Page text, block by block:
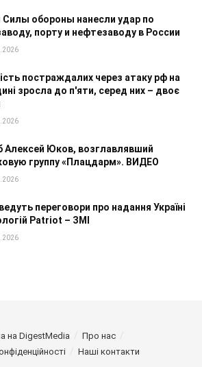
Силы обороны нанесли удар по
порту и нефтезаводу в России
постраждалих через атаку рф на
зросла до п'яти, серед них – двоє
Алексей Юков, возглавлявший
группу «Плацдарм». ВИДЕО
переговори про надання Україні
Patriot – ЗМІ
на DigestMedia
Про нас
Наші контакти